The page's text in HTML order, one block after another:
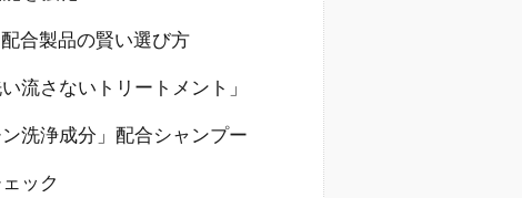
合製品の賢い選び方
流さないトリートメント」
洗浄成分」配合シャンプー
ック